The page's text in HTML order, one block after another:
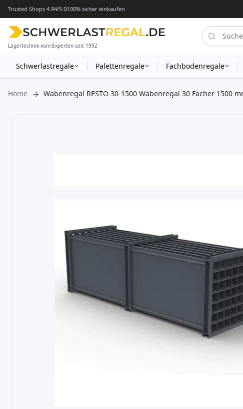
Trusted Shops 4.94/5.0100% sicher einkaufen
Lagertechnik vom Experten seit 1992
Schwerlastregale Fachbodenregale
Palettenregale
Home Wabenregal RESTO 30-1500 Wabenregal 30 Fächer 1500